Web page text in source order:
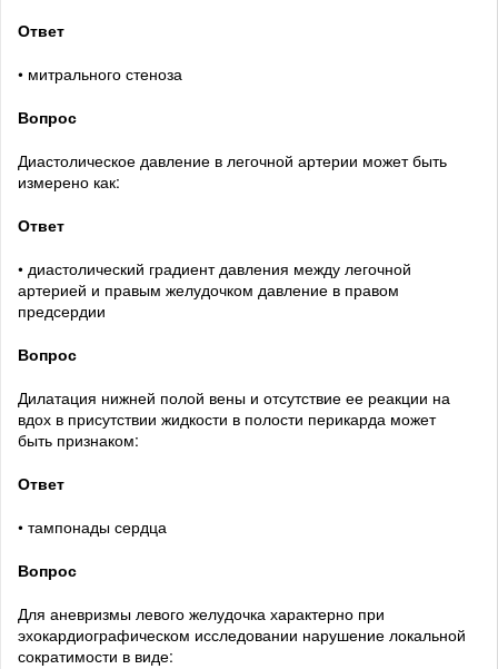
Ответ
• митрального стеноза
Вопрос
Диастолическое давление в легочной артерии может быть
измерено как:
Ответ
• диастолический градиент давления между легочной
артерией и правым желудочком давление в правом
предсердии
Вопрос
Дилатация нижней полой вены и отсутствие ее реакции на
вдох в присутствии жидкости в полости перикарда может
быть признаком:
Ответ
• тампонады сердца
Вопрос
Для аневризмы левого желудочка характерно при
эхокардиографическом исследовании нарушение локальной
сократимости в виде: